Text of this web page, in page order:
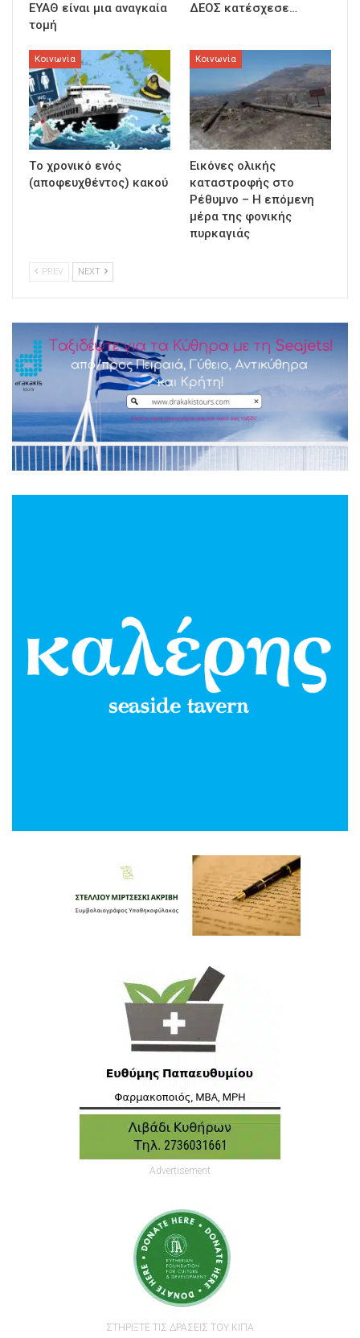
ΕΥΑΘ είναι μια αναγκαία
τομή
ΔΕΟΣ κατέσχεσε…
Κοινωνία
Τo χρονικό ενός
(αποφευχθέντος) κακού
Κοινωνία
Εικόνες ολικής
καταστροφής στο
Ρέθυμνο – Η επόμενη
μέρα της φονικής
πυρκαγιάς
PREV NEXT
Advertisement
ΣΤΗΡΙΞΤΕ ΤΙΣ ΔΡΑΣΕΙΣ ΤΟΥ ΚΙΠΑ